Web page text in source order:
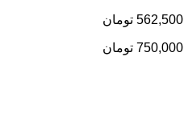
562,500 تومان
750,000 تومان